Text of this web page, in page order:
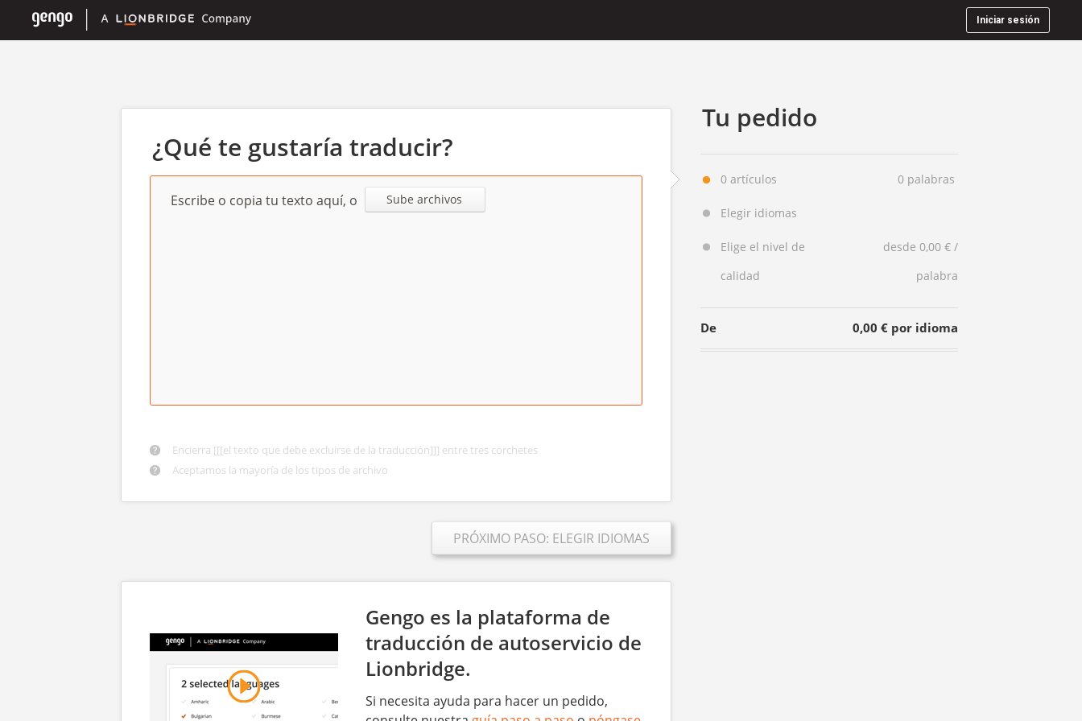
Iniciar sesión
¿Qué te gustaría traducir?
Escribe o copia tu texto aquí, o Sube archivos
Encierra [[[el texto que debe excluirse de la traducción]]] entre tres corchetes
Aceptamos la mayoría de los tipos de archivo
PRÓXIMO PASO: ELEGIR IDIOMAS
Gengo es la plataforma de
traducción de autoservicio de
Lionbridge.
Si necesita ayuda para hacer un pedido,
Tu pedido
0 artículos 0 palabras
Elegir idiomas
Elige el nivel de
calidad
desde 0,00 € /
palabra
De 0,00 € por idioma